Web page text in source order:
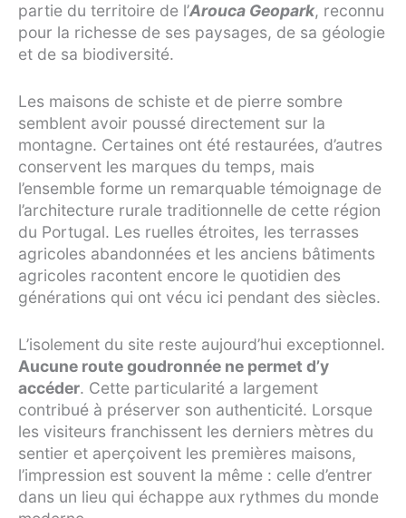
partie du territoire de l’Arouca Geopark, reconnu
pour la richesse de ses paysages, de sa géologie
et de sa biodiversité.
Les maisons de schiste et de pierre sombre
semblent avoir poussé directement sur la
montagne. Certaines ont été restaurées, d’autres
conservent les marques du temps, mais
l’ensemble forme un remarquable témoignage de
l’architecture rurale traditionnelle de cette région
du Portugal. Les ruelles étroites, les terrasses
agricoles abandonnées et les anciens bâtiments
agricoles racontent encore le quotidien des
générations qui ont vécu ici pendant des siècles.
L’isolement du site reste aujourd’hui exceptionnel.
Aucune route goudronnée ne permet d’y
accéder. Cette particularité a largement
contribué à préserver son authenticité. Lorsque
les visiteurs franchissent les derniers mètres du
sentier et aperçoivent les premières maisons,
l’impression est souvent la même : celle d’entrer
dans un lieu qui échappe aux rythmes du monde